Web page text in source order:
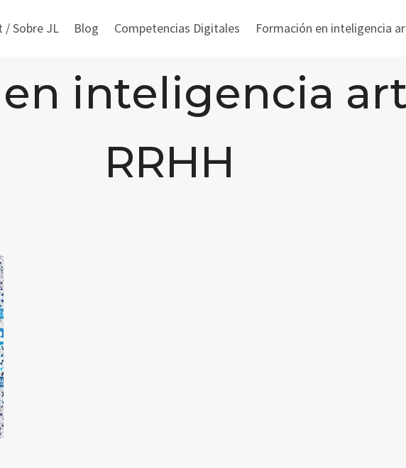
/ Sobre JL Blog Competencias Digitales Formación en inteligencia
inteligencia
RRHH